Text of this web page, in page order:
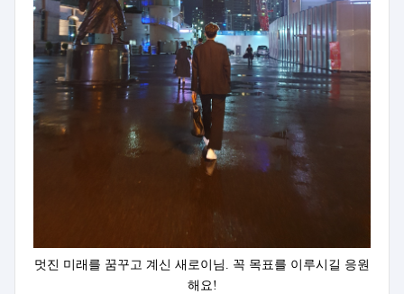
멋진 미래를 꿈꾸고 계신 새로이님. 꼭 목표를 이루시길 응원
해요!